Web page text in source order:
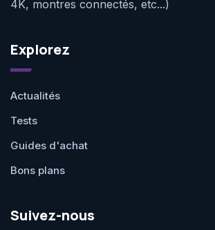
4K, montres connectés, etc...)
Explorez
Actualités
Tests
Guides d'achat
Bons plans
Suivez-nous